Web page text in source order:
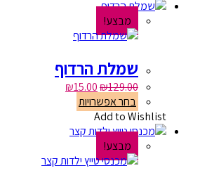
מבצע!
שמלת הרדוף
₪129.00
₪15.00
בחר אפשרויות
Add to Wishlist
מבצע!